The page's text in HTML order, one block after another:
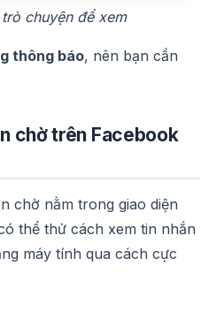
chuyện để xem
thông báo, nên bạn cần
chờ trên Facebook
chờ nằm trong giao diện
thể thử cách xem tin nhắn
máy tính qua cách cực